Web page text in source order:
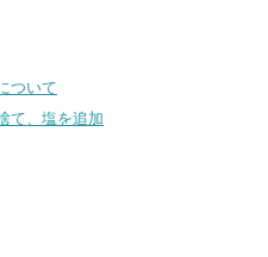
ついて
て、塩を追加